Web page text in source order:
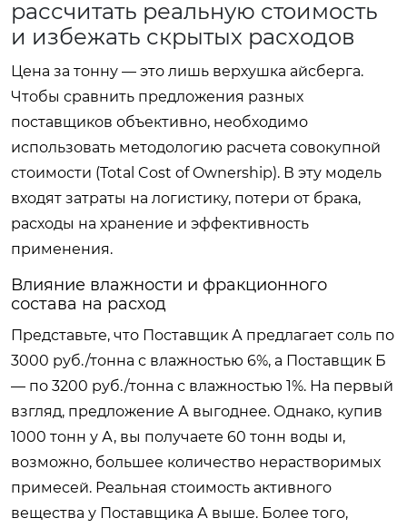
рассчитать реальную стоимость
и избежать скрытых расходов
Цена за тонну — это лишь верхушка айсберга.
Чтобы сравнить предложения разных
поставщиков объективно, необходимо
использовать методологию расчета совокупной
стоимости (Total Cost of Ownership). В эту модель
входят затраты на логистику, потери от брака,
расходы на хранение и эффективность
применения.
Влияние влажности и фракционного
состава на расход
Представьте, что Поставщик А предлагает соль по
3000 руб./тонна с влажностью 6%, а Поставщик Б
— по 3200 руб./тонна с влажностью 1%. На первый
взгляд, предложение А выгоднее. Однако, купив
1000 тонн у А, вы получаете 60 тонн воды и,
возможно, большее количество нерастворимых
примесей. Реальная стоимость активного
вещества у Поставщика А выше. Более того,